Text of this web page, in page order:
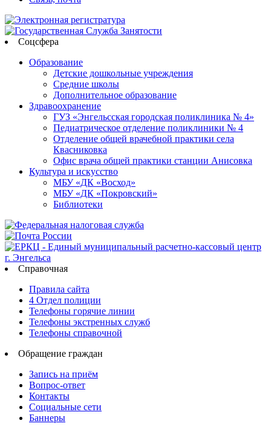
Соцсфера
Образование
Детские дошкольные учреждения
Средние школы
Дополнительное образование
Здравоохранение
ГУЗ «Энгельсская городская поликлиника № 4»
Педиатрическое отделение поликлиники № 4
Отделение общей врачебной практики села
Квасниковка
Офис врача общей практики станции Анисовка
Культура и искусство
МБУ «ДК «Восход»
МБУ «ДК «Покровский»
Библиотеки
Справочная
Правила сайта
4 Отдел полиции
Телефоны горячие линии
Телефоны экстренных служб
Телефоны справочной
Обращение граждан
Запись на приём
Вопрос-ответ
Контакты
Социальные сети
Баннеры